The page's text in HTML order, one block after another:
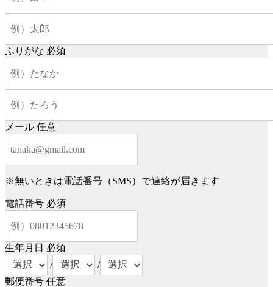
ふりがな 必須
メール 任意
※無いときは電話番号（SMS）で連絡が届きます
電話番号 必須
生年月日 必須
/
/
郵便番号 任意